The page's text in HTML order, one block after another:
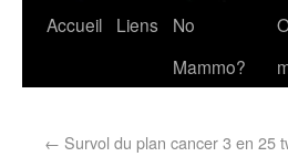
Accueil Liens
No
Mammo?
← Survol du plan cancer 3 en 25